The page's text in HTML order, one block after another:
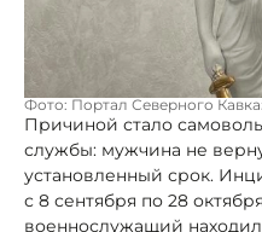
Фото: Портал Северного
Причиной стало
службы: мужчина не
установленный срок.
с 8 сентября по 28
военнослужащий